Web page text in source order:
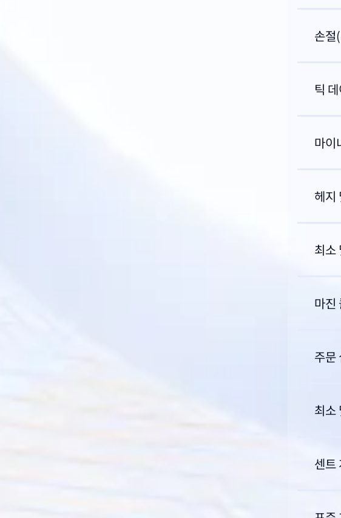
손절
틱
마이
헤지
최소
마진
주문
최소
센트